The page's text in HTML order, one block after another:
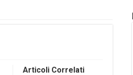
Articoli Correlati